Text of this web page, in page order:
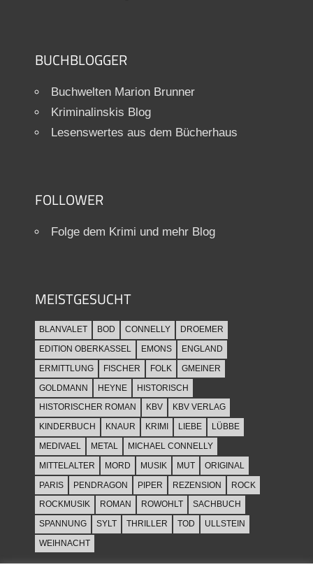
BUCHBLOGGER
Buchwelten Marion Brunner
Kriminalinskis Blog
Lesenswertes aus dem Bücherhaus
FOLLOWER
Folge dem Krimi und mehr Blog
MEISTGESUCHT
BLANVALET BOD CONNELLY
DROEMER
EDITION OBERKASSEL
EMONS
ENGLAND
ERMITTLUNG
FISCHER FOLK
GMEINER
GOLDMANN
HEYNE
HISTORISCH
HISTORISCHER ROMAN
KBV
KBV VERLAG
KINDERBUCH
KNAUR KRIMI LIEBE
LÜBBE
MEDIVAEL
METAL
MICHAEL CONNELLY
MITTELALTER
MORD MUSIK MUT
ORIGINAL
PARIS
PENDRAGON PIPER REZENSION
ROCK
ROCKMUSIK
ROMAN ROWOHLT
SACHBUCH
SPANNUNG
SYLT THRILLER TOD
ULLSTEIN
WEIHNACHT